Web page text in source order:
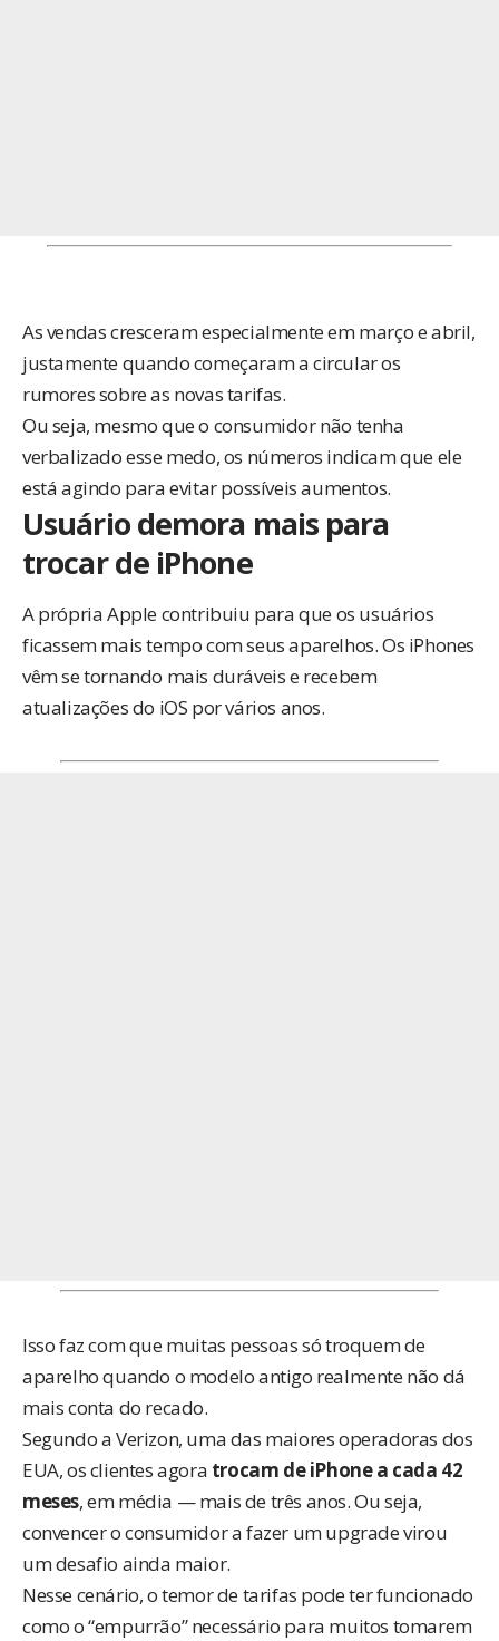
As vendas cresceram especialmente em março e abril,
justamente quando começaram a circular os
rumores sobre as novas tarifas.
Ou seja, mesmo que o consumidor não tenha
verbalizado esse medo, os números indicam que ele
está agindo para evitar possíveis aumentos.
Usuário demora mais para
trocar de iPhone
A própria Apple contribuiu para que os usuários
ficassem mais tempo com seus aparelhos. Os iPhones
vêm se tornando mais duráveis e recebem
atualizações do iOS por vários anos.
Isso faz com que muitas pessoas só troquem de
aparelho quando o modelo antigo realmente não dá
mais conta do recado.
Segundo a Verizon, uma das maiores operadoras dos
EUA, os clientes agora trocam de iPhone a cada 42
meses, em média — mais de três anos. Ou seja,
convencer o consumidor a fazer um upgrade virou
um desafio ainda maior.
Nesse cenário, o temor de tarifas pode ter funcionado
como o “empurrão” necessário para muitos tomarem